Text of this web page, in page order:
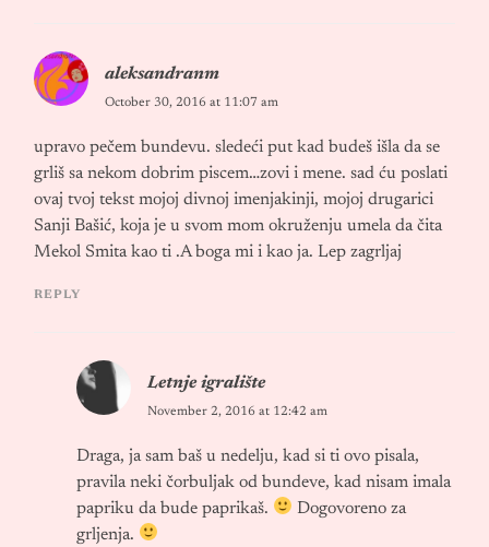
aleksandranm
October 30, 2016 at 11:07 am
upravo pečem bundevu. sledeći put kad budeš išla da se
grliš sa nekom dobrim piscem…zovi i mene. sad ću poslati
ovaj tvoj tekst mojoj divnoj imenjakinji, mojoj drugarici
Sanji Bašić, koja je u svom mom okruženju umela da čita
Mekol Smita kao ti .A boga mi i kao ja. Lep zagrljaj
REPLY
Letnje igralište
November 2, 2016 at 12:42 am
Draga, ja sam baš u nedelju, kad si ti ovo pisala,
pravila neki čorbuljak od bundeve, kad nisam imala
papriku da bude paprikaš.
Dogovoreno za
grljenja.